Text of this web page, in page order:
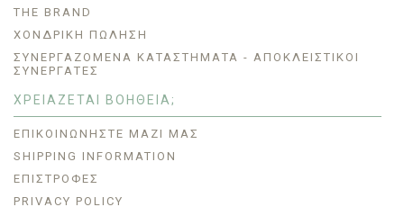
THE BRAND
ΧΟΝΔΡΙΚΗ ΠΩΛΗΣΗ
ΣΥΝΕΡΓΑΖΌΜΕΝΑ ΚΑΤΑΣΤΉΜΑΤΑ - ΑΠΟΚΛΕΙΣΤΙΚΟΊ
ΣΥΝΕΡΓΆΤΕΣ
ΧΡΕΙΑΖΕΤΑΙ ΒΟΗΘΕΙΑ;
ΕΠΙΚΟΙΝΩΝΉΣΤΕ ΜΑΖΊ ΜΑΣ
SHIPPING INFORMATION
ΕΠΙΣΤΡΟΦΈΣ
PRIVACY POLICY